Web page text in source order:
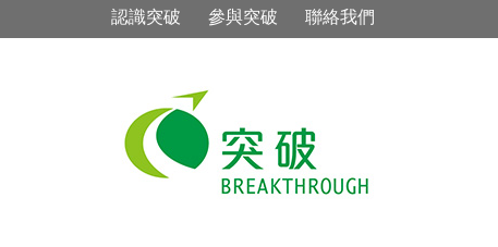
認識突破 參與突破 聯絡我們